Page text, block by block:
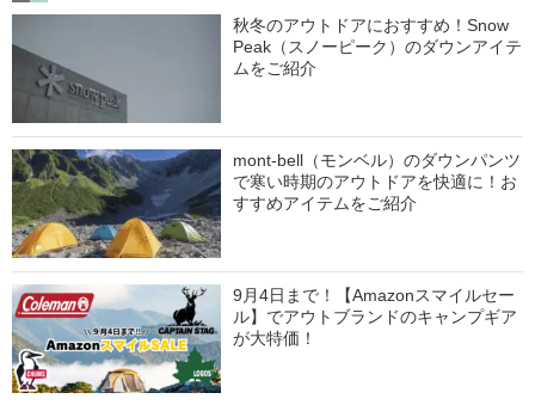
秋冬のアウトドアにおすすめ！Snow
Peak（スノーピーク）のダウンアイテ
ムをご紹介
mont-bell（モンベル）のダウンパンツ
で寒い時期のアウトドアを快適に！お
すすめアイテムをご紹介
9月4日まで！【Amazonスマイルセー
ル】でアウトブランドのキャンプギア
が大特価！